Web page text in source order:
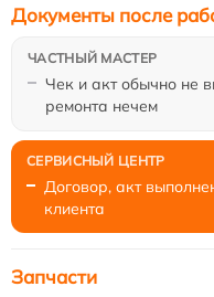
Чек и акт обычно не
ремонта нечем
Документы после
Договор, акт
клиента
Запчасти